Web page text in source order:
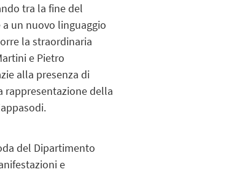
tra la fine del
un nuovo linguaggio
la straordinaria
e Pietro
alla presenza di
rappresentazione della
del Dipartimento
e